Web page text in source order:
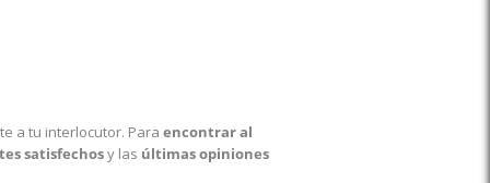
a tu interlocutor. Para encontrar al
satisfechosy las últimas opiniones